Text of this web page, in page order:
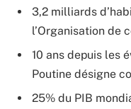
3,2 milliards
l’Organisation de
10 ans depuis les
Poutine désigne
25% du PIB